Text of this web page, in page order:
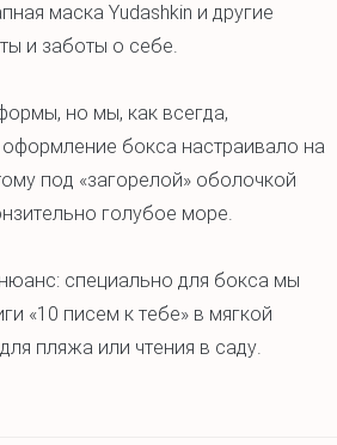
маска Yudashkin и другие
и заботы о себе.
но мы, как всегда,
бокса настраивало на
под «загорелой» оболочкой
голубое море.
специально для бокса мы
«10 писем к тебе» в мягкой
пляжа или чтения в саду.